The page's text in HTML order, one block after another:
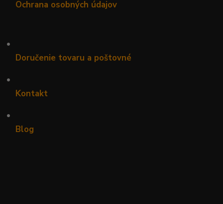
Ochrana osobných údajov
•
Doručenie tovaru a poštovné
•
Kontakt
•
Blog